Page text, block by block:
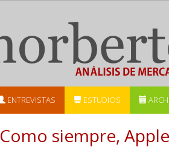
ENTREVISTAS ESTUDIOS
Como siempre,